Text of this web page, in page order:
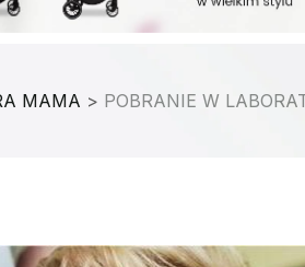
MAMA > POBRANIE W